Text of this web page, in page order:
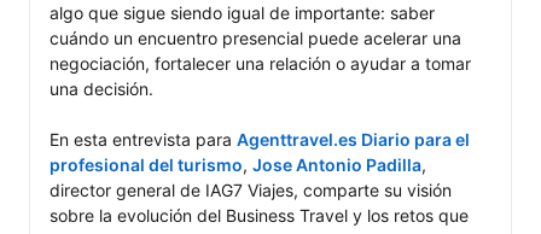
algo que sigue siendo igual de importante: saber
cuándo un encuentro presencial puede acelerar una
negociación, fortalecer una relación o ayudar a tomar
una decisión.
En esta entrevista para Agenttravel.es Diario para el
profesional del turismo, Jose Antonio Padilla,
director general de IAG7 Viajes, comparte su visión
sobre la evolución del Business Travel y los retos que